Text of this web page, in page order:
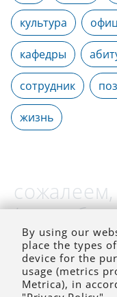
культура
кафедры
сотрудник
жизнь
(на
By using our
place the types
device for the
usage (metrics
Metrica), in